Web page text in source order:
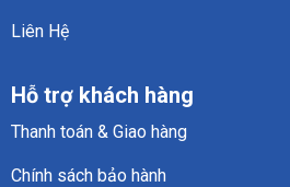
Liên Hệ
Hỗ trợ khách hàng
Thanh toán & Giao hàng
Chính sách bảo hành